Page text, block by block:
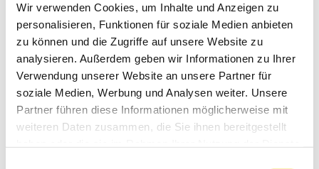
Wir verwenden Cookies, um Inhalte und Anzeigen zu
personalisieren, Funktionen für soziale Medien anbieten
zu können und die Zugriffe auf unsere Website zu
analysieren. Außerdem geben wir Informationen zu Ihrer
Verwendung unserer Website an unsere Partner für
soziale Medien, Werbung und Analysen weiter. Unsere
Partner führen diese Informationen möglicherweise mit
weiteren Daten zusammen, die Sie ihnen bereitgestellt
MIETENDE
ABHOLUNG
:
RÜCKGABE
:
STANDORTE